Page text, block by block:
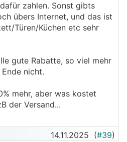
Händler fahren und dann
Lösungen?
bestellen oder man lässt
zahlen. Sonst gibts
übers Internet, und das ist
Türen/Küchen etc sehr
gute Rabatte, so viel mehr
nicht.
mehr, aber was kostet
der Versand...
14.11.2025 (#39)